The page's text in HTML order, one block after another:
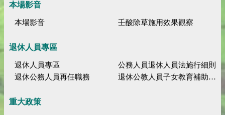
本場影音
本場影音 壬酸除草施用效果觀察
退休人員專區
退休人員專區
公務人員退休人員法施行細則
退休公務人員再任職務
退休公教人員子女教育補助規定
重大政策